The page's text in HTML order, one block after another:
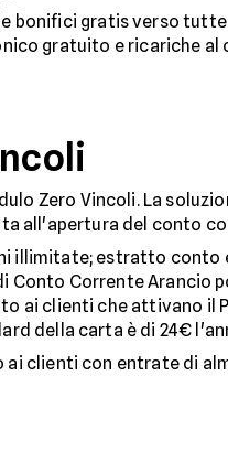
bonifici gratis verso tutte
gratuito e ricariche al
Zero Vincoli. La
all'apertura del conto
illimitate; estratto
Conto Corrente Arancio
ai clienti che attivano il
della carta è di 24€
ai clienti con entrate di